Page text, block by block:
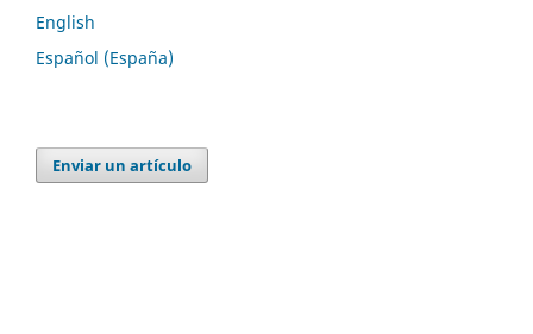
English
Español (España)
Enviar un artículo